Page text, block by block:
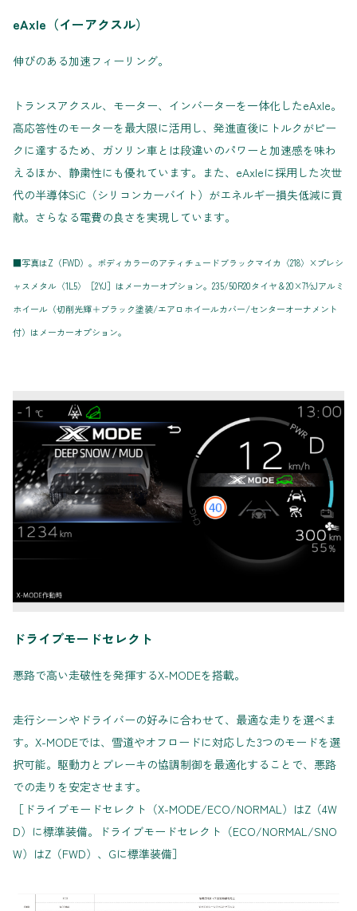
eAxle（イーアクスル）
伸びのある加速フィーリング。
トランスアクスル、モーター、インバーターを一体化したeAxle。
高応答性のモーターを最大限に活用し、発進直後にトルクがピー
クに達するため、ガソリン車とは段違いのパワーと加速感を味わ
えるほか、静粛性にも優れています。また、eAxleに採用した次世
代の半導体SiC（シリコンカーバイト）がエネルギー損失低減に貢
献。さらなる電費の良さを実現しています。
■写真はZ（FWD）。ボディカラーのアティチュードブラックマイカ〈218〉×プレシ
ャスメタル〈1L5〉［2YJ］はメーカーオプション。235/50R20タイヤ＆20×7½Jアルミ
ホイール（切削光輝＋ブラック塗装/エアロホイールカバー/センターオーナメント
付）はメーカーオプション。
ドライブモードセレクト
悪路で高い走破性を発揮するX-MODEを搭載。
走行シーンやドライバーの好みに合わせて、最適な走りを選べま
す。X-MODEでは、雪道やオフロードに対応した3つのモードを選
択可能。駆動力とブレーキの協調制御を最適化することで、悪路
での走りを安定させます。
［ドライブモードセレクト（X-MODE/ECO/NORMAL）はZ（4W
D）に標準装備。ドライブモードセレクト（ECO/NORMAL/SNO
W）はZ（FWD）、Gに標準装備］